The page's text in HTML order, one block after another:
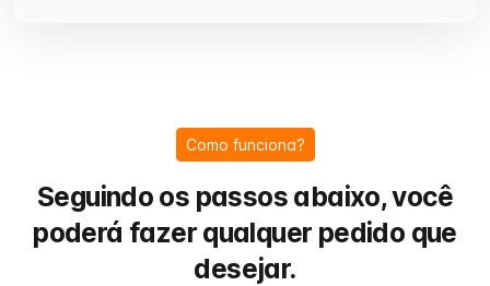
Como funciona?
Seguindo os passos abaixo, você
poderá fazer qualquer pedido que
desejar.